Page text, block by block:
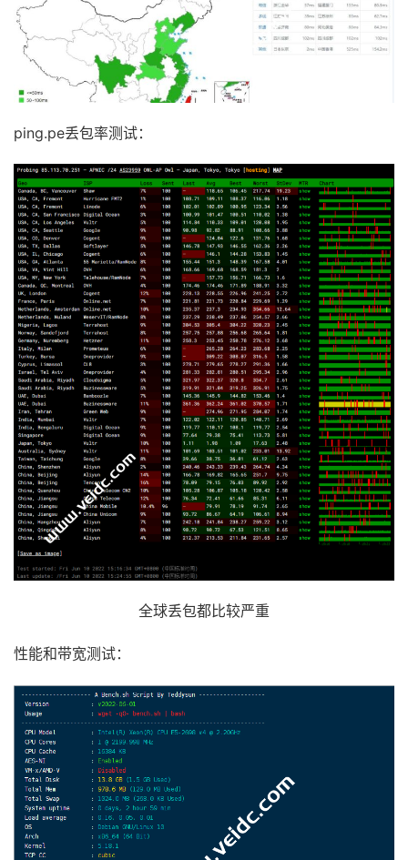
ping.pe丢包率测试：
全球丢包都比较严重
性能和带宽测试：